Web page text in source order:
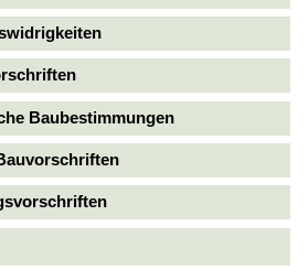
Baubestimmungen